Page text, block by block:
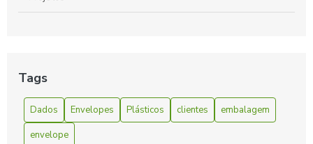
Solucionando Suas Necessidades de Envio Rápido
Benefícios do Envelope Zip Lock
Tags
Dados Envelopes Plásticos clientes
embalagem
envelope